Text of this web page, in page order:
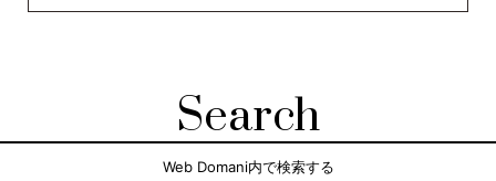
Search
Web Domani内で検索する